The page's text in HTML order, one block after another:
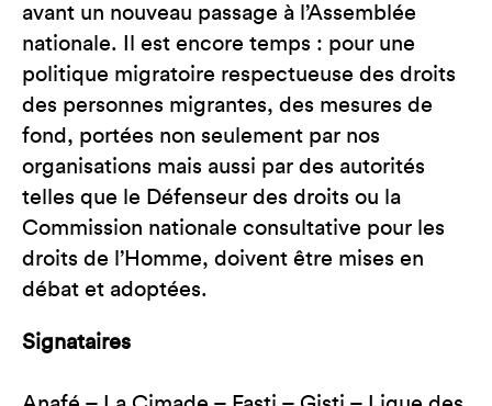
avant un nouveau passage à l’Assemblée
nationale. Il est encore temps : pour une
politique migratoire respectueuse des droits
des personnes migrantes, des mesures de
fond, portées non seulement par nos
organisations mais aussi par des autorités
telles que le Défenseur des droits ou la
Commission nationale consultative pour les
droits de l’Homme, doivent être mises en
débat et adoptées.
Signataires